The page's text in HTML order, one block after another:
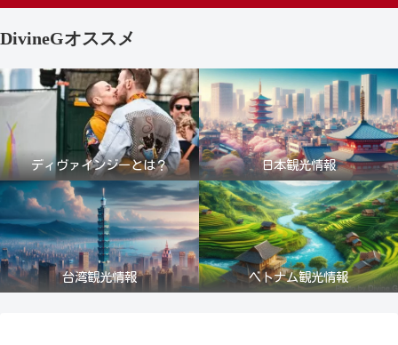
DivineGオススメ
ディヴァインジーとは？ 日本観光情報
台湾観光情報 ベトナム観光情報